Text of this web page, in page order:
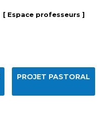
[ Espace professeurs ]
PROJET PASTORAL